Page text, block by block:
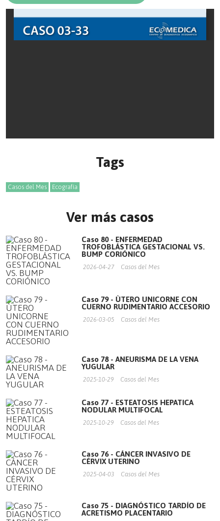
Tags
Casos del Mes Ecografía
Ver más casos
Caso 80 - ENFERMEDAD
TROFOBLÁSTICA GESTACIONAL VS.
BUMP CORIÓNICO
2026-04-27 Casos del Mes
Caso 79 - ÙTERO UNICORNE CON
CUERNO RUDIMENTARIO ACCESORIO
2026-03-05 Casos del Mes
Caso 78 - ANEURISMA DE LA VENA
YUGULAR
2025-10-29 Casos del Mes
Caso 77 - ESTEATOSIS HEPATICA
NODULAR MULTIFOCAL
2025-10-29 Casos del Mes
Caso 76 - CÁNCER INVASIVO DE
CÉRVIX UTERINO
2025-04-03 Casos del Mes
Caso 75 - DIAGNÓSTICO TARDÍO DE
ACRETISMO PLACENTARIO